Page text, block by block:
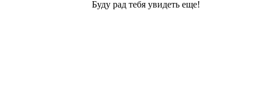
Буду рад тебя увидеть еще!